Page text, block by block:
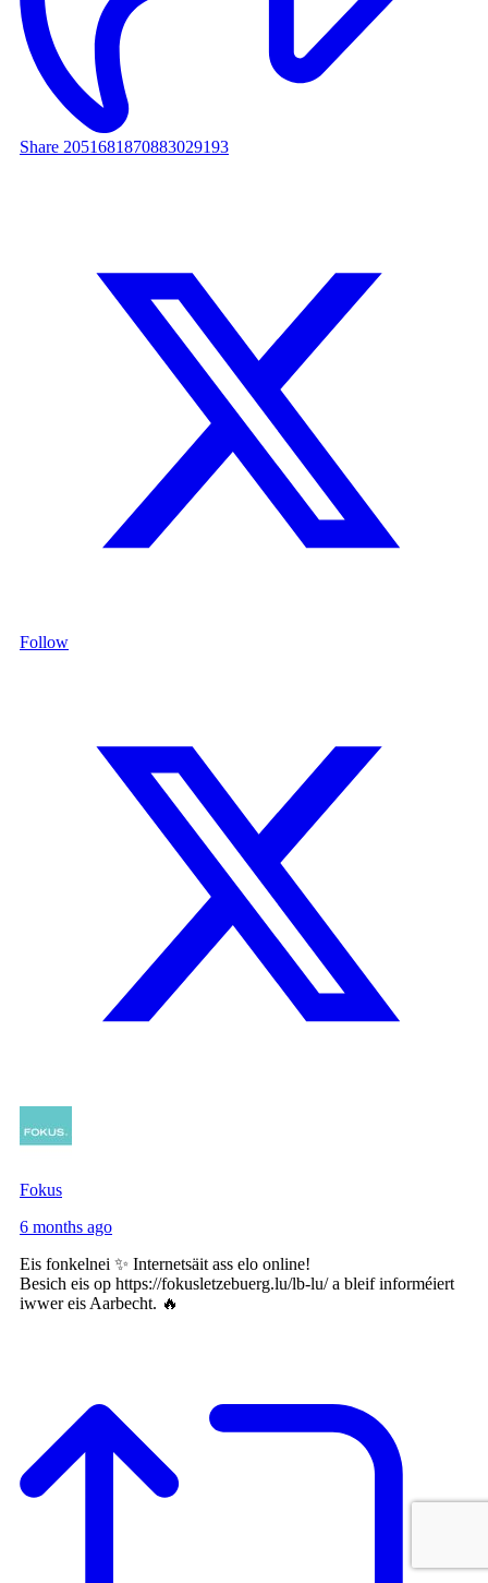
Share 2051681870883029193
Follow
Fokus
6 months ago
Eis fonkelnei ✨ Internetsäit ass elo online!
Besich eis op https://fokusletzebuerg.lu/lb-lu/ a bleif informéiert
iwwer eis Aarbecht. 🔥